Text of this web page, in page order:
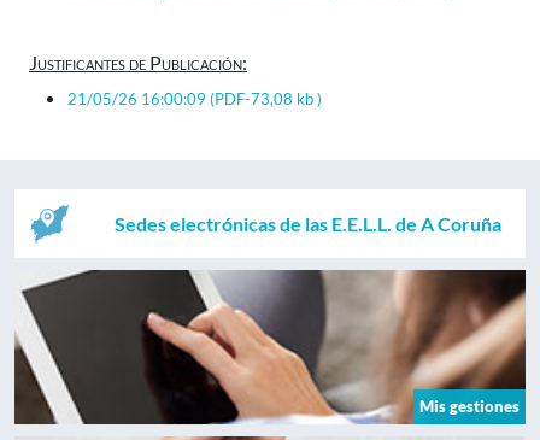
Justificantes de Publicación:
21/05/26 16:00:09 (PDF-73,08 kb )
Sedes electrónicas de las E.E.L.L. de A Coruña
Mis gestiones